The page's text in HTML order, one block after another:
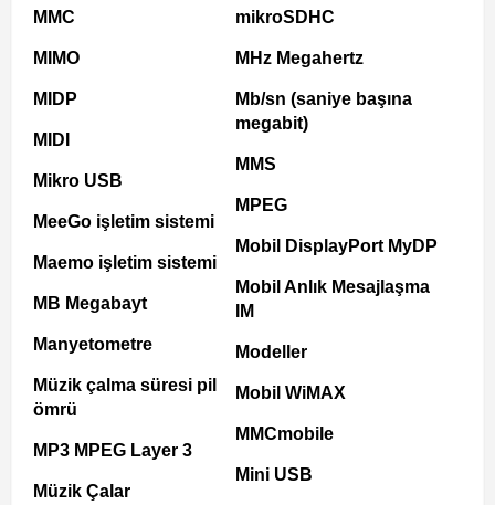
MMC
MIMO
MIDP
MIDI
Mikro USB
MeeGo işletim sistemi
Maemo işletim sistemi
MB Megabayt
Manyetometre
Müzik çalma süresi pil
ömrü
MP3 MPEG Layer 3
Müzik Çalar
mikroSDHC
MHz Megahertz
Mb/sn (saniye başına
megabit)
MMS
MPEG
Mobil DisplayPort MyDP
Mobil Anlık Mesajlaşma
IM
Modeller
Mobil WiMAX
MMCmobile
Mini USB